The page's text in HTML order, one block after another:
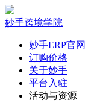
妙手跨境学院
妙手ERP官网
订购价格
关于妙手
平台入驻
活动与资源